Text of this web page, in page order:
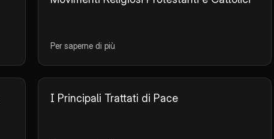
Per saperne di più
I Principali Trattati di Pace